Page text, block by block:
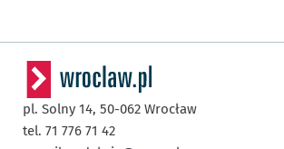
pl. Solny 14, 50-062 Wrocław
tel. 71 776 71 42